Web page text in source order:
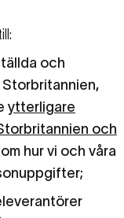
och
ytterligare
och
hur vi och våra